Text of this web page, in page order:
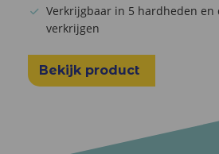
Verkrijgbaar in 5 hardheden en
verkrijgen
Bekijk product